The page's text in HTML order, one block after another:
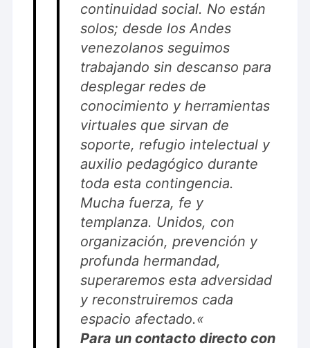
continuidad social. No están
solos; desde los Andes
venezolanos seguimos
trabajando sin descanso para
desplegar redes de
conocimiento y herramientas
virtuales que sirvan de
soporte, refugio intelectual y
auxilio pedagógico durante
toda esta contingencia.
Mucha fuerza, fe y
templanza. Unidos, con
organización, prevención y
profunda hermandad,
superaremos esta adversidad
y reconstruiremos cada
espacio afectado.«
Para un contacto directo con